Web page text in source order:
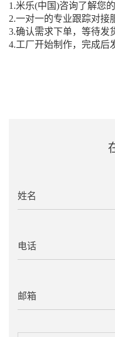
1.米乐(中国)咨询了解您
2.一对一的专业跟踪对接
3.确认需求下单，等待发
4.工厂开始制作，完成后